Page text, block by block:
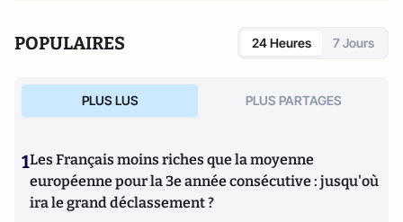
POPULAIRES 24 Heures 7 Jours
PLUS LUS PLUS PARTAGES
1Les Français moins riches que la moyenne
européenne pour la 3e année consécutive : jusqu'où
ira le grand déclassement ?